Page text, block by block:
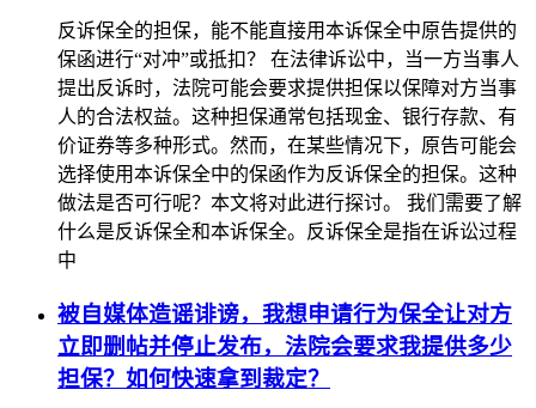
反诉保全的担保，能不能直接用本诉保全中原告提供的
保函进行“对冲”或抵扣？ 在法律诉讼中，当一方当事人
提出反诉时，法院可能会要求提供担保以保障对方当事
人的合法权益。这种担保通常包括现金、银行存款、有
价证券等多种形式。然而，在某些情况下，原告可能会
选择使用本诉保全中的保函作为反诉保全的担保。这种
做法是否可行呢？本文将对此进行探讨。 我们需要了解
什么是反诉保全和本诉保全。反诉保全是指在诉讼过程
中
被自媒体造谣诽谤，我想申请行为保全让对方
立即删帖并停止发布，法院会要求我提供多少
担保？如何快速拿到裁定？